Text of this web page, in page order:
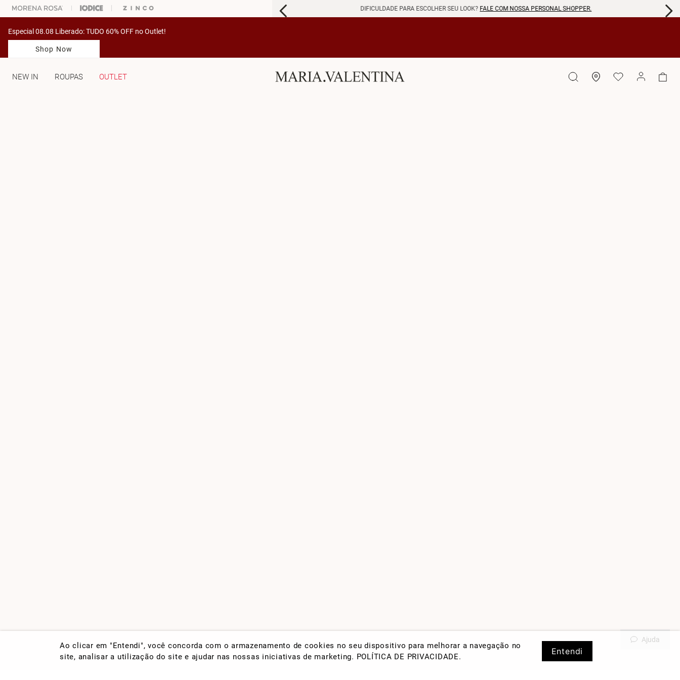
Ao clicar em "Entendi", você concorda com o armazenamento de cookies no seu dispositivo para melhorar a navegação no
site, analisar a utilização do site e ajudar nas nossas iniciativas de marketing. POLÍTICA DE PRIVACIDADE.
Entendi
Ajuda
OFF NA SUA 1° COMPRA USANDO O CUPOM: PRIMEIRAMV DIFICULDADE PARA ESCOLHER SEU LOOK? FALE COM NOSSA PERSONAL SHOPPER.
Especial 08.08 Liberado: TUDO 60% OFF no Outlet!
Shop Now
NEW IN ROUPAS OUTLET